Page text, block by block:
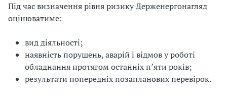
Під час визначення рівня ризику Держенергонагляд
оцінюватиме:
вид діяльності;
наявність порушень, аварій і відмов у роботі
обладнання протягом останніх п՚яти років;
результати попередніх позапланових перевірок.